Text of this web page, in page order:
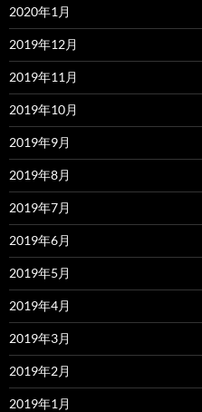
2020年1月
2019年12月
2019年11月
2019年10月
2019年9月
2019年8月
2019年7月
2019年6月
2019年5月
2019年4月
2019年3月
2019年2月
2019年1月